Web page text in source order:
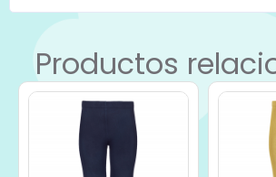
Productos